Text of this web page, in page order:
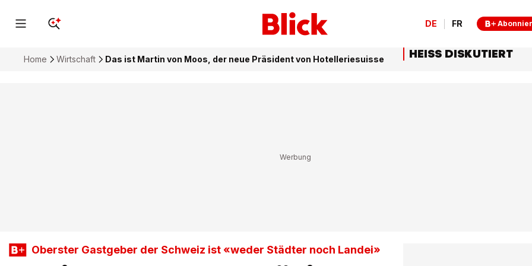
DE FR
Home Wirtschaft Das ist Martin von Moos, der neue Präsident von Hotelleriesuisse
Oberster Gastgeber der Schweiz ist «weder Städter noch Landei»
HEISS DISKUTIERT